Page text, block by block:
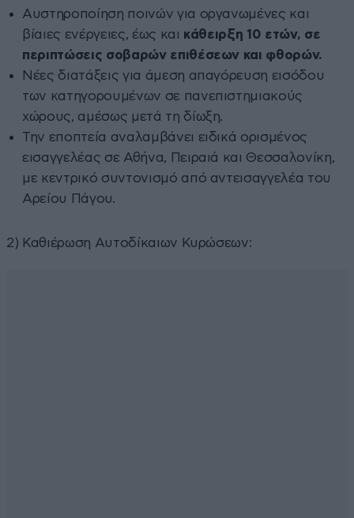
Αυστηροποίηση ποινών για οργανωμένες και
βίαιες ενέργειες, έως και κάθειρξη 10 ετών, σε
περιπτώσεις σοβαρών επιθέσεων και φθορών.
Νέες διατάξεις για άμεση απαγόρευση εισόδου
των κατηγορουμένων σε πανεπιστημιακούς
χώρους, αμέσως μετά τη δίωξη.
Την εποπτεία αναλαμβάνει ειδικά ορισμένος
εισαγγελέας σε Αθήνα, Πειραιά και Θεσσαλονίκη,
με κεντρικό συντονισμό από αντεισαγγελέα του
Αρείου Πάγου.
2) Καθιέρωση Αυτοδίκαιων Κυρώσεων: